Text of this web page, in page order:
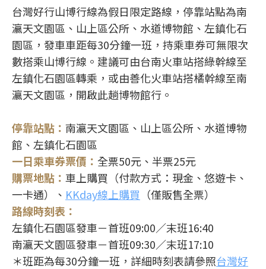
台灣好行山博行線為假日限定路線，停靠站點為南
瀛天文園區、山上區公所、水道博物館、左鎮化石
園區，發車車距每30分鐘一班，持乘車券可無限次
數搭乘山博行線。建議可由台南火車站搭綠幹線至
左鎮化石園區轉乘，或由善化火車站搭橘幹線至南
瀛天文園區，開啟此趟博物館行。
停靠站點： 南瀛天文園區、山上區公所、水道博物
館、左鎮化石園區
一日乘車券票價： 全票50元、半票25元
購票地點： 車上購買（付款方式：現金、悠遊卡、
一卡通）、 KKday線上購買 （僅販售全票）
路線時刻表：
左鎮化石園區發車－首班09:00／末班16:40
南瀛天文園區發車－首班09:30／末班17:10
＊班距為每30分鐘一班，詳細時刻表請參照台灣好